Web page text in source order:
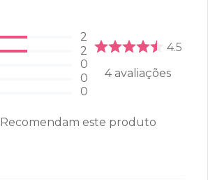
2
2
0
0
0
4.5
4avaliações
Recomendam este produto